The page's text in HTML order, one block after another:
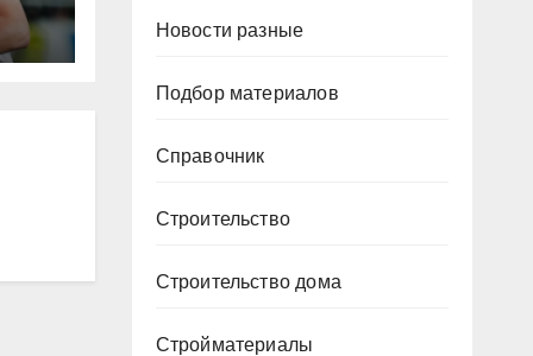
Новости разные
Подбор материалов
Справочник
Строительство
Строительство дома
Стройматериалы